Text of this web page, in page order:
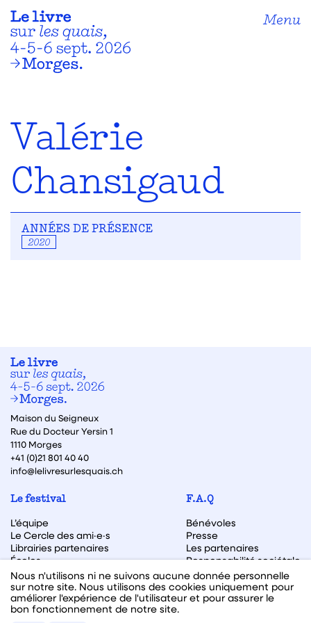
Menu
Valérie
Chansigaud
ANNÉES DE PRÉSENCE
2020
Maison du Seigneux
Rue du Docteur Yersin 1
1110 Morges
+41 (0)21 801 40 40
info@lelivresurlesquais.ch
Le festival
L’équipe
Le Cercle des ami·e·s
Librairies partenaires
Écoles
F.A.Q
Bénévoles
Presse
Les partenaires
Responsabilité sociétale
Archive des éditions
Archive des autrices et auteurs
Nous n'utilisons ni ne suivons aucune donnée personnelle
sur notre site. Nous utilisons des cookies uniquement pour
améliorer l'expérience de l'utilisateur et pour assurer le
bon fonctionnement de notre site.